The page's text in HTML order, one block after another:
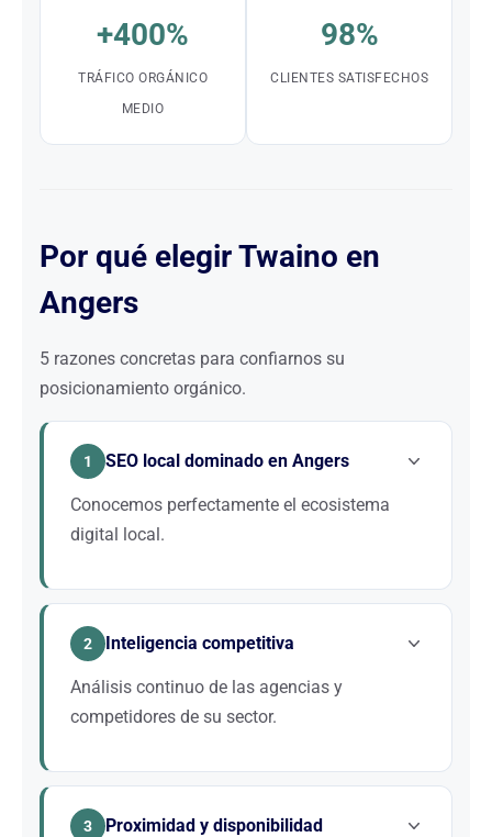
+400%
TRÁFICO ORGÁNICO
MEDIO
98%
CLIENTES SATISFECHOS
Por qué elegir Twaino en
Angers
5 razones concretas para confiarnos su
posicionamiento orgánico.
1 SEO local dominado en Angers
Conocemos perfectamente el ecosistema
digital local.
Dominamos las señales SEO locales (Google
de Angers.
2 Inteligencia competitiva
Análisis continuo de las agencias y
competidores de su sector.
Evaluamos continuamente a los actores de su nicho
estrategias ganadoras.
3 Proximidad y disponibilidad